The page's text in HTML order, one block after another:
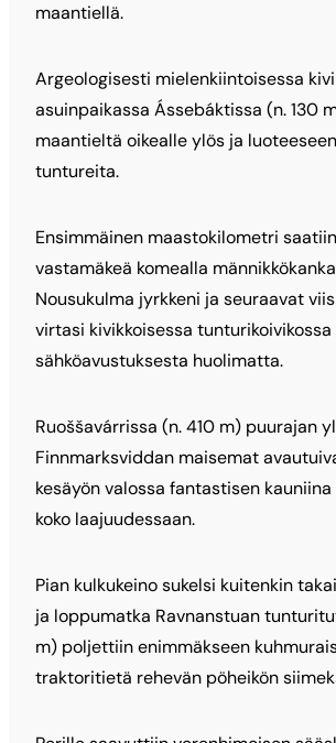
maantiellä.
Argeologisesti mielenkiintoisessa
asuinpaikassa Ássebáktissa (n. 130
maantieltä oikealle ylös ja
tuntureita.
Ensimmäinen maastokilometri
vastamäkeä komealla
Nousukulma jyrkkeni ja seuraavat
virtasi kivikkoisessa tunturikoivikossa
sähköavustuksesta huolimatta.
Ruoššavárrissa (n. 410 m) puurajan
Finnmarksviddan maisemat
kesäyön valossa fantastisen
koko laajuudessaan.
Pian kulkukeino sukelsi kuitenkin
ja loppumatka Ravnanstuan
m) poljettiin enimmäkseen
traktoritietä rehevän pöheikön